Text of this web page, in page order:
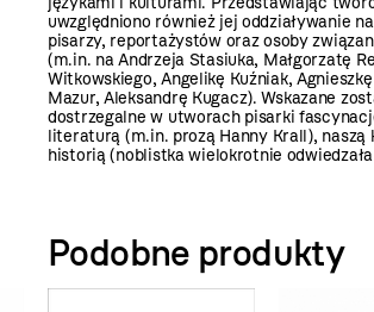
uwzględniono również jej oddziaływanie
pisarzy, reportażystów oraz osoby
(m.in. na Andrzeja Stasiuka, Małgorzatę
Witkowskiego, Angelikę Kuźniak,
Mazur, Aleksandrę Kugacz). Wskazane
dostrzegalne w utworach pisarki
literaturą (m.in. prozą Hanny Krall), naszą
historią (noblistka wielokrotnie
Podobne produkty